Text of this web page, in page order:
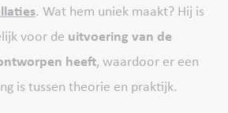
. Wat hem uniek maakt? Hij is
voor de uitvoering van de
heeft, waardoor er een
is tussen theorie en praktijk.